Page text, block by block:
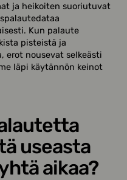
ja heikoiten suoriutuvat
Kun palaute
pisteistä ja
erot nousevat selkeästi
läpi käytännön keinot
useasta
aikaa?